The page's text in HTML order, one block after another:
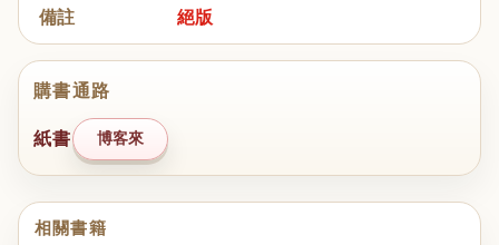
備註
絕版
購書通路
紙書 博客來
相關書籍